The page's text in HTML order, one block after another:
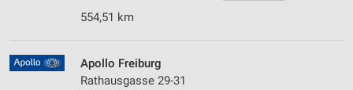
554,51 km
Apollo Freiburg
Rathausgasse 29-31